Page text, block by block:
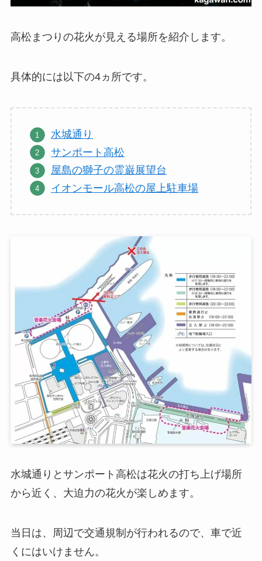
高松まつりの花火が見える場所を紹介します。
具体的には以下の4ヵ所です。
水城通り
サンポート高松
屋島の獅子の霊巌展望台
イオンモール高松の屋上駐車場
水城通りとサンポート高松は花火の打ち上げ場所
から近く、大迫力の花火が楽しめます。
当日は、周辺で交通規制が行われるので、車で近
くにはいけません。